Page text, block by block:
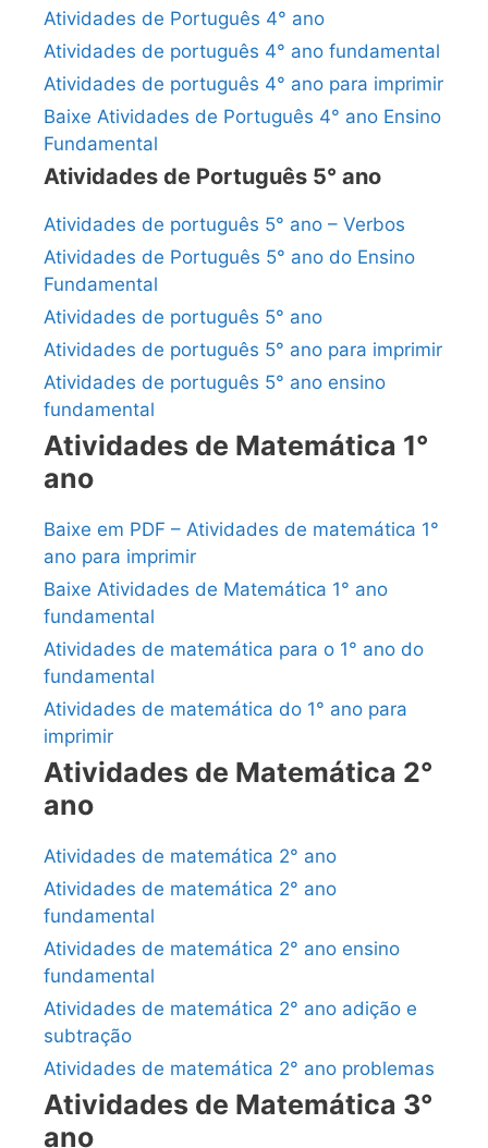
Atividades de Português 4° ano
Atividades de português 4° ano fundamental
Atividades de português 4° ano para imprimir
Baixe Atividades de Português 4° ano Ensino
Fundamental
Atividades de Português 5° ano
Atividades de português 5° ano – Verbos
Atividades de Português 5° ano do Ensino
Fundamental
Atividades de português 5° ano
Atividades de português 5° ano para imprimir
Atividades de português 5° ano ensino
fundamental
Atividades de Matemática 1°
ano
Baixe em PDF – Atividades de matemática 1°
ano para imprimir
Baixe Atividades de Matemática 1° ano
fundamental
Atividades de matemática para o 1° ano do
fundamental
Atividades de matemática do 1° ano para
imprimir
Atividades de Matemática 2°
ano
Atividades de matemática 2° ano
Atividades de matemática 2° ano
fundamental
Atividades de matemática 2° ano ensino
fundamental
Atividades de matemática 2° ano adição e
subtração
Atividades de matemática 2° ano problemas
Atividades de Matemática 3°
ano